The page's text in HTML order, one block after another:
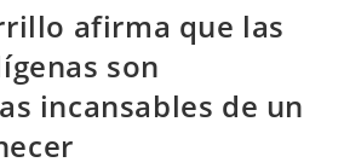
afirma que las
son
incansables de un